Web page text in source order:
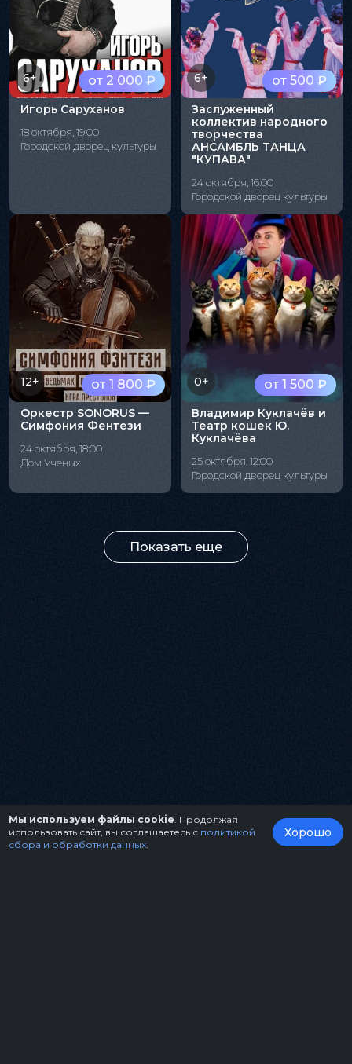
от 2 000 ₽
6+
Игорь Саруханов
18 октября, 19:00
Городской дворец культуры
от 500 ₽
6+
Заслуженный
коллектив народного
творчества
АНСАМБЛЬ ТАНЦА
"КУПАВА"
24 октября, 16:00
Городской дворец культуры
от 1 800 ₽
12+
Оркестр SONORUS —
Симфония Фентези
24 октября, 18:00
Дом Ученых
от 1 500 ₽
0+
Владимир Куклачёв и
Театр кошек Ю.
Куклачёва
25 октября, 12:00
Городской дворец культуры
Показать еще
Мы используем файлы cookie . Продолжая
использовать сайт, вы соглашаетесь с политикой
сбора и обработки данных
Хорошо